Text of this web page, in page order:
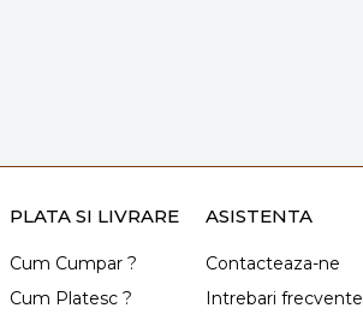
PLATA SI LIVRARE
Cum Cumpar ?
Cum Platesc ?
ASISTENTA
Contacteaza-ne
Intrebari frecvente